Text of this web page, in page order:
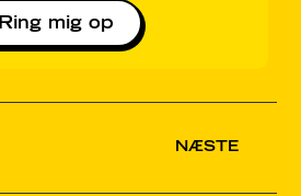
Ring mig op
NÆSTE